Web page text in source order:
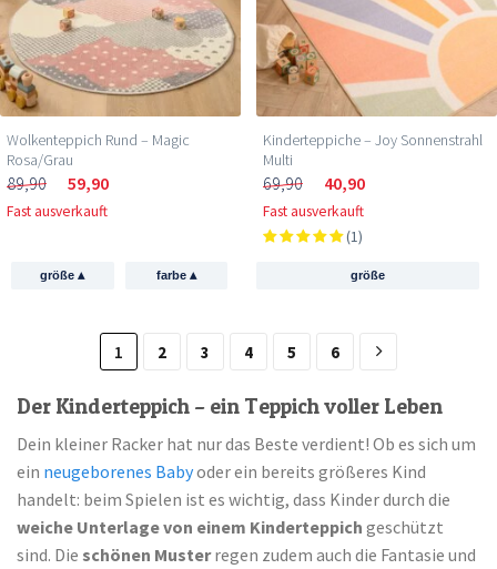
Wolkenteppich Rund – Magic
Rosa/Grau
89,90 59,90
Fast ausverkauft
größe▴ farbe ▴
Kinderteppiche – Joy Sonnenstrahl
Multi
69,90 40,90
Fast ausverkauft
(1)
größe
1 2 3 4 5 6
Der Kinderteppich – ein Teppich voller Leben
Dein kleiner Racker hat nur das Beste verdient! Ob es sich um
ein neugeborenes Babyoder ein bereits größeres Kind
handelt: beim Spielen ist es wichtig, dass Kinder durch die
weiche Unterlage von einem Kinderteppich geschützt
sind. Die schönen Musterregen zudem auch die Fantasie und